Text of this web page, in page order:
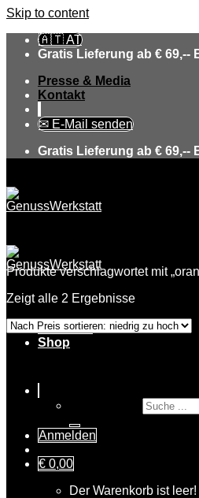
Skip to content
🇦🇹 AT
Gratis Lieferung ab € 69,--
Presse & Media
Kontakt
✉ E-Mail senden
Gratis Lieferung ab € 69,--
Über uns
Shop
Anmelden
€ 0,00
Der Warenkorb ist leer!
Produkte verschlagwortet mit
Zeigt alle 2 Ergebnisse